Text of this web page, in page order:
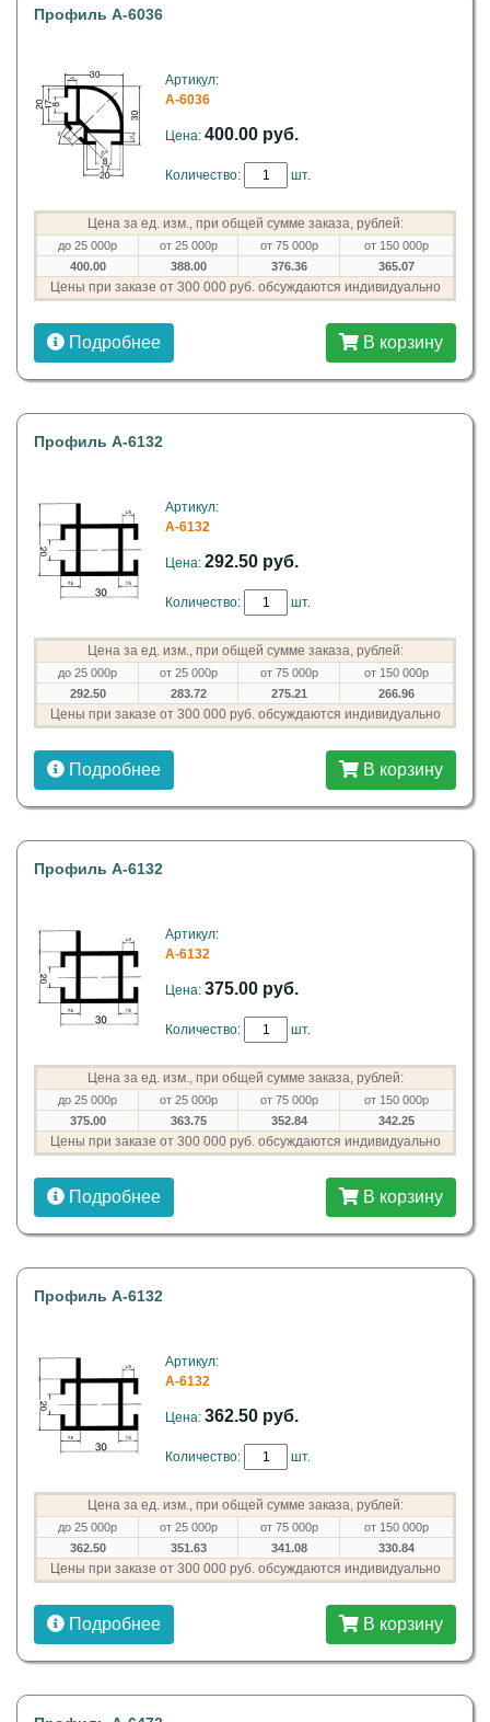
Профиль A-6036
Артикул:
A-6036
Цена: 400.00 руб.
Количество: шт.
Цена за ед. изм., при общей сумме заказа, рублей:
до 25 000р от 25 000р от 75 000р
от 150 000р
400.00
388.00 376.36 365.07
Цены при заказе от 300 000 руб. обсуждаются индивидуально
Подробнее В корзину
Профиль A-6132
Артикул:
A-6132
Цена: 292.50 руб.
Количество: шт.
Цена за ед. изм., при общей сумме заказа, рублей:
до 25 000р от 25 000р от 75 000р
от 150 000р
292.50
283.72 275.21 266.96
Цены при заказе от 300 000 руб. обсуждаются индивидуально
Подробнее В корзину
Профиль A-6132
Артикул:
A-6132
Цена: 375.00 руб.
Количество: шт.
Цена за ед. изм., при общей сумме заказа, рублей:
до 25 000р от 25 000р от 75 000р
от 150 000р
375.00
363.75 352.84 342.25
Цены при заказе от 300 000 руб. обсуждаются индивидуально
Подробнее В корзину
Профиль A-6132
Артикул:
A-6132
Цена: 362.50 руб.
Количество: шт.
Цена за ед. изм., при общей сумме заказа, рублей:
до 25 000р от 25 000р от 75 000р
от 150 000р
362.50
351.63 341.08 330.84
Цены при заказе от 300 000 руб. обсуждаются индивидуально
Подробнее В корзину